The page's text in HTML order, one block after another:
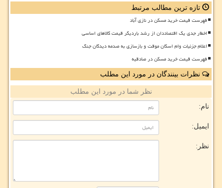
تازه ترین مطالب مرتبط
فهرست قیمت خرید مسکن در نازی آباد
اخطار جدی یک اقتصاددان از رشد باردیگر قیمت کالاهای اساسی
اعلام جزئیات وام اسکان موقت و بازسازی به صدمه دیدگان جنگ
فهرست قیمت خرید مسکن در صادقیه
نظرات بینندگان در مورد این مطلب
نظر شما در مورد این مطلب
نام:
ایمیل:
نظر: